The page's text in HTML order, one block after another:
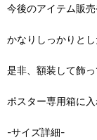
今後のアイテム販
かなりしっかりと
是非、額装して飾
ポスター専用箱に
-サイズ詳細-